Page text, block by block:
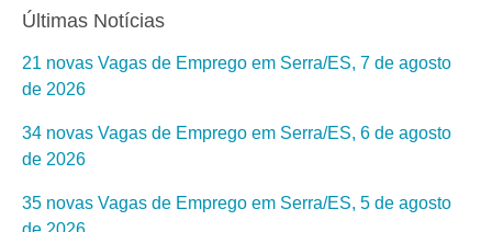
Últimas Notícias
21 novas Vagas de Emprego em Serra/ES, 7 de agosto
de 2026
34 novas Vagas de Emprego em Serra/ES, 6 de agosto
de 2026
35 novas Vagas de Emprego em Serra/ES, 5 de agosto